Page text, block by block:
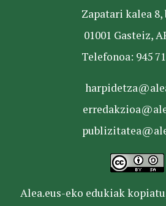
Zapatari kalea 8,
01001 Gasteiz,
Telefonoa: 945
Alea.eus-eko edukiak